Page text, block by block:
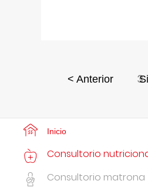
< Anterior 3
Inicio
Consultorio
Consultorio matrona